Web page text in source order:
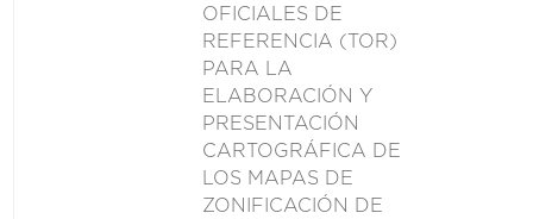
OFICIALES DE
REFERENCIA (TOR)
PARA LA
ELABORACIÓN Y
PRESENTACIÓN
CARTOGRÁFICA DE
LOS MAPAS DE
ZONIFICACIÓN DE